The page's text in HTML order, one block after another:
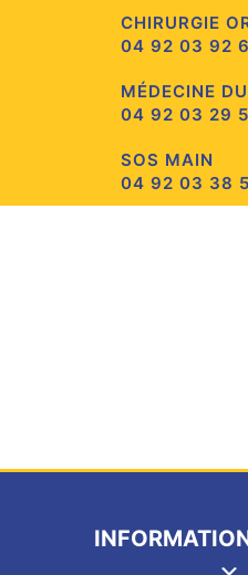
CHIRURGIE
04 92 03 92
MÉDECINE
04 92 03 29
SOS MAIN
04 92 03 38